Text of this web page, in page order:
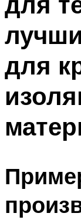
ТРУБЫ
Меню
для